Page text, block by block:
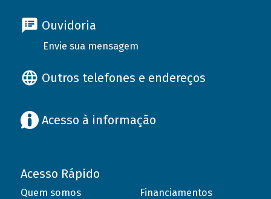
Ouvidoria
Envie sua mensagem
Outros telefones e endereços
Acesso à informação
Acesso Rápido
Quem somos
Financiamentos